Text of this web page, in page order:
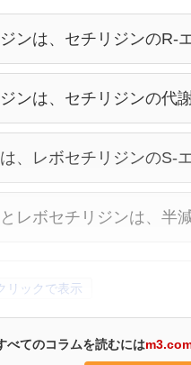
ンは、セチリジンのR-
ンは、セチリジンの代
、レボセチリジンのS-
レボセチリジンは、半
リックで表示
べてのコラムを読むには